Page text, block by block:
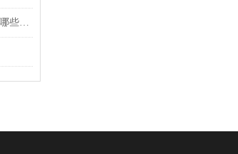
真空制冷滚揉机的优势体现在哪些方面？